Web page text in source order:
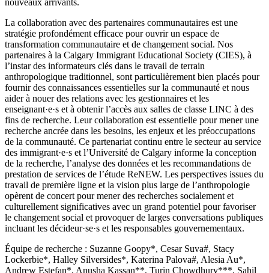
La collaboration avec des partenaires communautaires est une
stratégie profondément efficace pour ouvrir un espace de
transformation communautaire et de changement social. Nos
partenaires à la Calgary Immigrant Educational Society (CIES), à
l’instar des informateurs clés dans le travail de terrain
anthropologique traditionnel, sont particulièrement bien placés pour
fournir des connaissances essentielles sur la communauté et nous
aider à nouer des relations avec les gestionnaires et les
enseignant·e·s et à obtenir l’accès aux salles de classe LINC à des
fins de recherche. Leur collaboration est essentielle pour mener une
recherche ancrée dans les besoins, les enjeux et les préoccupations
de la communauté. Ce partenariat continu entre le secteur au service
des immigrant·e·s et l’Université de Calgary informe la conception
de la recherche, l’analyse des données et les recommandations de
prestation de services de l’étude ReNEW. Les perspectives issues du
travail de première ligne et la vision plus large de l’anthropologie
opèrent de concert pour mener des recherches socialement et
culturellement significatives avec un grand potentiel pour favoriser
le changement social et provoquer de larges conversations publiques
incluant les décideur·se·s et les responsables gouvernementaux.
Équipe de recherche : Suzanne Goopy*, Cesar Suva#, Stacy
Lockerbie*, Halley Silversides*, Katerina Palova#, Alesia Au*,
Andrew Estefan*, Anusha Kassan**, Turin Chowdhury***, Sahil